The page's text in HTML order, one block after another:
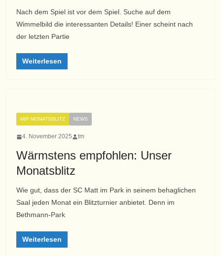
Nach dem Spiel ist vor dem Spiel. Suche auf dem
Wimmelbild die interessanten Details! Einer scheint nach
der letzten Partie
Weiterlesen
MIP MONATSBLITZ NEWS
4. November 2025 tm
Wärmstens empfohlen: Unser
Monatsblitz
Wie gut, dass der SC Matt im Park in seinem behaglichen
Saal jeden Monat ein Blitzturnier anbietet. Denn im
Bethmann-Park
Weiterlesen